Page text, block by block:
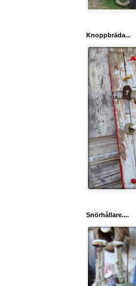
Knoppbräda...
Snörhållare....